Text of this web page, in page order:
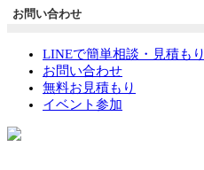
お問い合わせ
LINEで簡単相談・見積もり
お問い合わせ
無料お見積もり
イベント参加